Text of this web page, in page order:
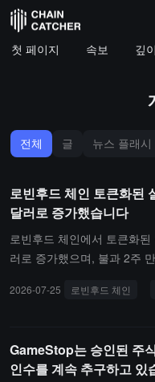
첫 페이지 속보 깊이
전체 글 뉴스 플래시
로빈후드 체인 토큰화된
달러로 증가했습니다
로빈후드 체인에서 토큰화
러로 증가했으며, 불과 2주
되고 있습니다.현재 12개의
니다. 로빈후드 체인의 총 잠
이전보다 약 3배 성장했습니
2026-07-25 로빈후드 체인
GameStop는 승인된 주
인수를 계속 추구하고 있